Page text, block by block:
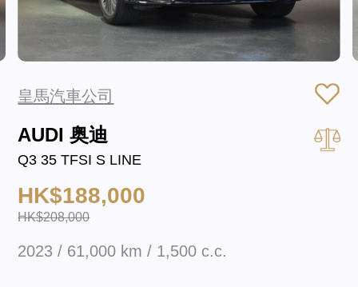
皇馬汽車公司
AUDI 奥迪
Q3 35 TFSI S LINE
HK$188,000
HK$208,000
2023 / 61,000 km / 1,500 c.c.